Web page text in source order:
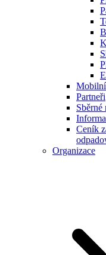
Mobilní
Partneři
Sběrné
Ceník
Organizace